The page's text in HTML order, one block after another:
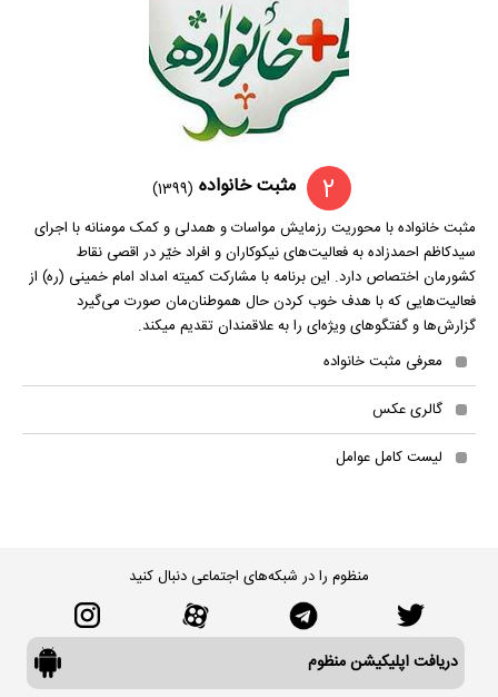
2 مثبت خانواده (1399)
مثبت خانواده با محوریت رزمایش مواسات و همدلی و کمک مومنانه با اجرای
سیدکاظم احمدزاده به فعالیت‌های نیکوکاران و افراد خیّر در اقصی نقاط
کشورمان اختصاص دارد. این برنامه با مشارکت کمیته امداد امام خمینی (ره) از
فعالیت‌هایی که با هدف خوب کردن حال هموطنان‌مان صورت می‌گیرد
گزارش‌ها و گفتگوهای ویژه‌ای را به علاقمندان تقدیم میکند.
معرفی مثبت خانواده
گالری عکس
لیست کامل عوامل
منظوم را در شبکه‌های اجتماعی دنبال کنید
دریافت اپلیکیشن منظوم